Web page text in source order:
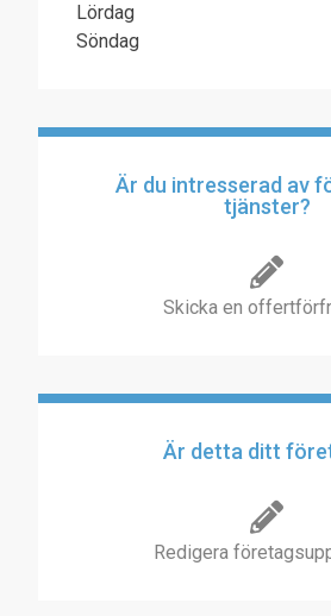
Lördag
Söndag
Är du intresserad av
tjänster?
Skicka en
Är detta ditt
Redigera